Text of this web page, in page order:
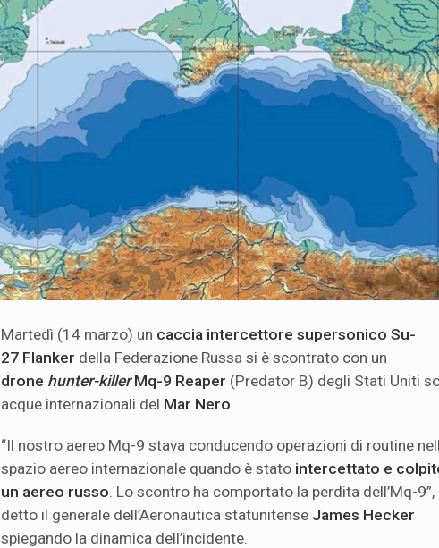
Martedì (14 marzo) un caccia intercettore supersonico Su-
27 Flanker della Federazione Russa si è scontrato con un
drone hunter-killerMq-9 Reaper (Predator B) degli Stati Uniti
acque internazionali del Mar Nero
“Il nostro aereo Mq-9 stava conducendo operazioni di routine
spazio aereo internazionale quando è stato intercettato e
un aereo russo . Lo scontro ha comportato la perdita dell’Mq-9”,
detto il generale dell’Aeronautica statunitense James Hecker
spiegando la dinamica dell’incidente.